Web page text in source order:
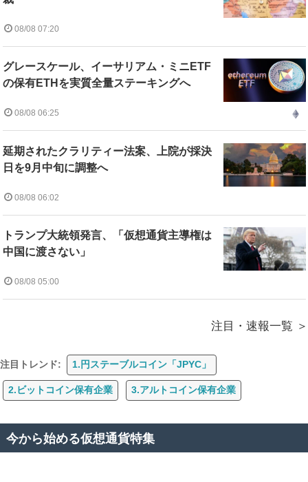
08/08 07:20
グレースケール、イーサリアム・ミニETF
の保有ETHを実質全量ステーキングへ
08/08 06:25
延期されたクラリティー法案、上院が採決
日を9月中旬に調整へ
08/08 06:02
トランプ大統領発言、「仮想通貨主導権は
中国に渡さない」
08/08 05:00
注目・速報一覧
注目トレンド: 1.円ステーブルコイン「JPYC」
2.ビットコイン保有企業 3.アルトコイン保有企業
今から始める仮想通貨特集